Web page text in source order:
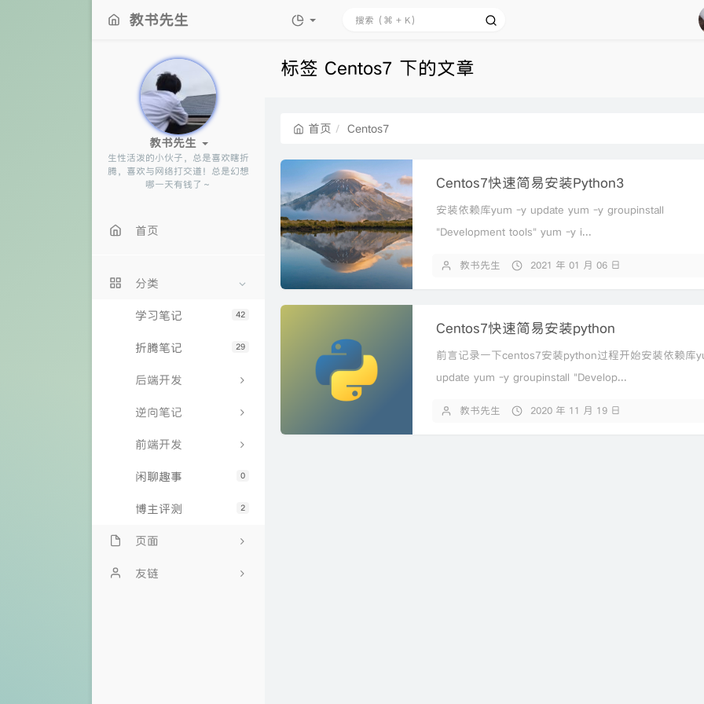
教书先生
教书先生
生性活泼的小伙子，总是喜欢瞎折
腾，喜欢与网络打交道！总是幻想
哪一天有钱了～​​​​​​
首页
分类
42
学习笔记
29
折腾笔记
后端开发
逆向笔记
前端开发
0
闲聊趣事
2
博主评测
页面
文章归档
友链
标签 Centos7 下的文章
首页 Centos7
Centos7快速简易安装Python3
安装依赖库yum -y update yum -y groupinstall
"Development tools" yum -y i...
教书先生 2021 年 01 月 06 日
Centos7快速简易安装python
前言记录一下centos7安装python过程开始安装依赖库
update yum -y groupinstall "Develop...
教书先生 2020 年 11 月 19 日